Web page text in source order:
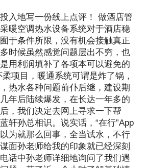
入地写一份线上点评！ 做酒店管
暖空调热水设备系统对于酒店稳
于条件所限，没有机会接触真正
时候虽然感觉问题层出不穷，也
用利润填补了各项本可以避免的
项目，暖通系统可谓是炸了锅，
热水各种问题前仆后继，建设期
年后陆续爆发，在长达一年多的
，我们决定去网上寻求一下帮
轩孙总相识。说实话，“在行”App
为就那么回事，全当试水，不行
面孙老师给我的印象就已经深刻
话中孙老师详细地询问了我们遇